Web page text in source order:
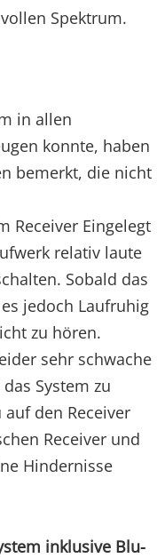
Spektrum.
in allen
konnte, haben
bemerkt, die nicht
Receiver Eingelegt
relativ laute
Sobald das
jedoch Laufruhig
zu hören.
sehr schwache
System zu
den Receiver
Receiver und
Hindernisse
inklusive Blu-